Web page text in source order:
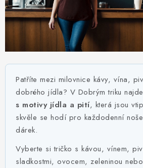
TRIČKA
MÁM SRDCE POMÁHÁM
VÁNOCE
Patříte mezi milovnice kávy, vína,
dobrého jídla? V Dobrým triku
s motivy jídla a pití, která jsou
skvěle se hodí pro každodenní
dárek.
Vyberte si tričko s kávou, vínem,
sladkostmi, ovocem, zeleninou